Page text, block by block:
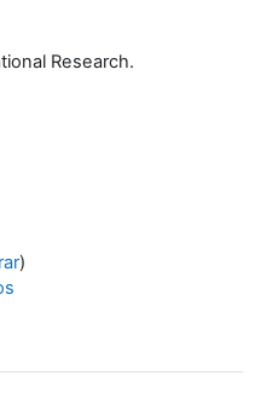
Research.
)